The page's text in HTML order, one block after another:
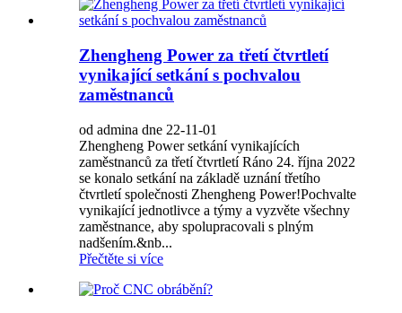
Zhengheng Power za třetí čtvrtletí
vynikající setkání s pochvalou
zaměstnanců
od admina dne 22-11-01
Zhengheng Power setkání vynikajících
zaměstnanců za třetí čtvrtletí Ráno 24. října 2022
se konalo setkání na základě uznání třetího
čtvrtletí společnosti Zhengheng Power!Pochvalte
vynikající jednotlivce a týmy a vyzvěte všechny
zaměstnance, aby spolupracovali s plným
nadšením.&nb...
Přečtěte si více